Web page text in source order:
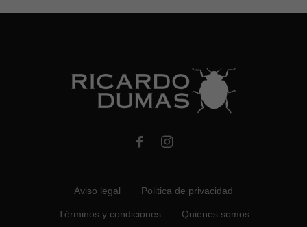
Aviso legal Politica de privacidad
Términos y condiciones Quienes somos